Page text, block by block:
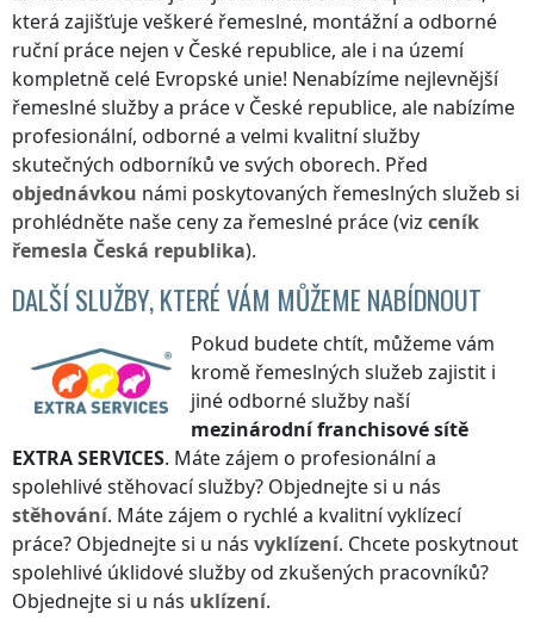
která zajišťuje veškeré řemeslné, montážní a odborné
ruční práce nejen v České republice, ale i na území
kompletně celé Evropské unie! Nenabízíme nejlevnější
řemeslné služby a prácev České republice, ale nabízíme
profesionální, odborné a velmi kvalitní služby
skutečných odborníků ve svých oborech. Před
objednávkou námi poskytovaných řemeslných služeb si
prohlédněte naše ceny za řemeslné práce (viz ceník
řemesla Česká republika).
DALŠÍ SLUŽBY, KTERÉ VÁM MŮŽEME NABÍDNOUT
Pokud budete chtít, můžeme vám
kromě řemeslných služeb zajistit i
jiné odborné služby naší
mezinárodní franchisové sítě
EXTRA SERVICES. Máte zájem o profesionální a
spolehlivé stěhovací služby? Objednejte si u nás
stěhování. Máte zájem o rychlé a kvalitní vyklízecí
práce? Objednejte si u nás vyklízení. Chcete poskytnout
spolehlivé úklidové služby od zkušených pracovníků?
Objednejte si u nás uklízení.